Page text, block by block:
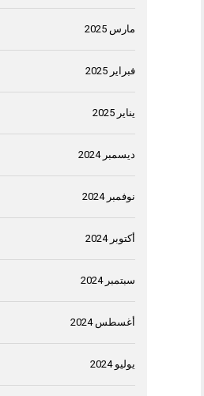
مارس 2025
فبراير 2025
يناير 2025
ديسمبر 2024
نوفمبر 2024
أكتوبر 2024
سبتمبر 2024
أغسطس 2024
يوليو 2024